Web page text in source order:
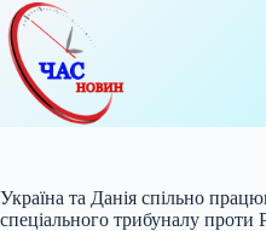
Перейти
до
вмісту
Україна та Данія спільно
спеціального трибуналу проти